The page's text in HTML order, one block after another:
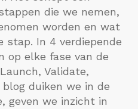
die we nemen,
worden en wat
In 4 verdiepende
op elke fase van de
Validate,
blog duiken we in de
geven we inzicht in